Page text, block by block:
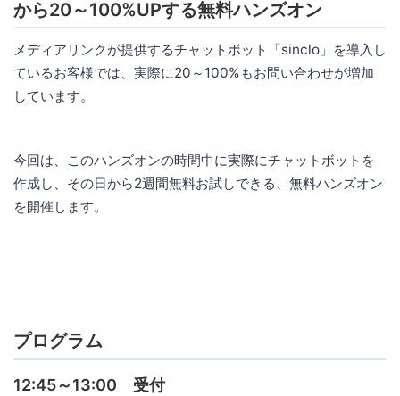
から20～100%UPする無料ハンズオン
メディアリンクが提供するチャットボット「sinclo」を導入し
ているお客様では、実際に20～100%もお問い合わせが増加
しています。
今回は、このハンズオンの時間中に実際にチャットボットを
作成し、その日から2週間無料お試しできる、無料ハンズオン
を開催します。
プログラム
12:45～13:00 受付